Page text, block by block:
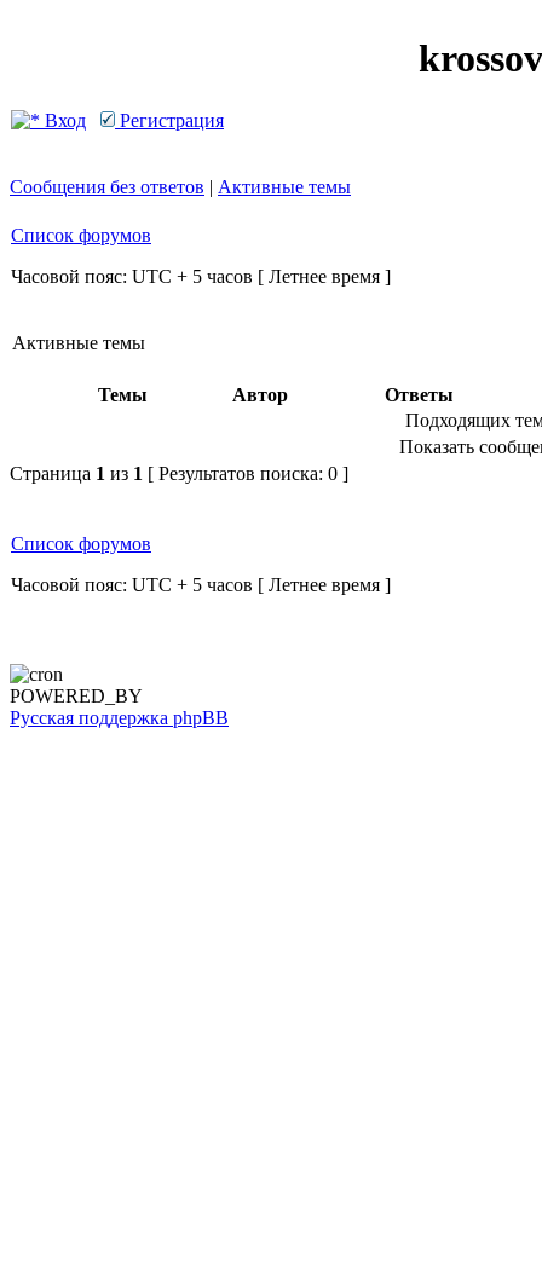
Вход Регистрация
Сообщения без ответов | Активные темы
Список форумов
Часовой пояс: UTC + 5 часов [ Летнее время ]
Активные темы
Темы Автор
Ответы
Подходящих
Показать
Страница 1 из 1 [ Результатов поиска: 0 ]
Список форумов
Часовой пояс: UTC + 5 часов [ Летнее время ]
POWERED_BY
Русская поддержка phpBB